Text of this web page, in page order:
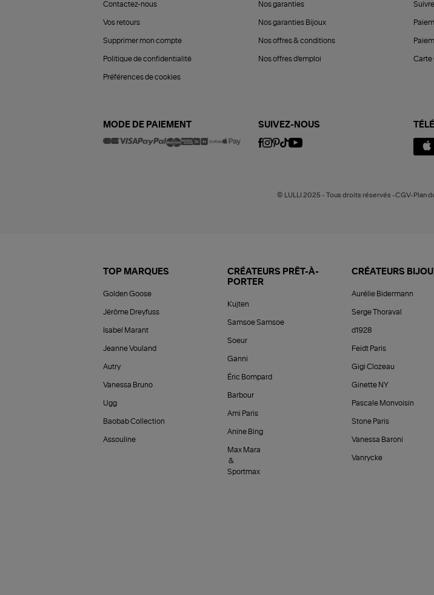
Contactez-nous
Vos retours
Supprimer mon compte
Politique de confidentialité
Préférences de cookies
Nos garanties
Nos garanties Bijoux
Nos offres & conditions
Nos offres d'emploi Carte
MODE DE PAIEMENT SUIVEZ-NOUS
© LULLI 2025 - Tous droits réservés -CGV-Plan
TOP MARQUES
Golden Goose
Jérôme Dreyfuss
Isabel Marant
Jeanne Vouland
Autry
Vanessa Bruno
Ugg
Baobab Collection
Assouline
CRÉATEURS PRÊT-À-
PORTER
Kujten
Samsoe Samsoe
Soeur
Ganni
Éric Bompard
Barbour
Ami Paris
Anine Bing
Max Mara
&
Sportmax
CRÉATEURS
Aurélie Bidermann
Serge Thoraval
d1928
Feidt Paris
Gigi Clozeau
Ginette NY
Pascale Monvoisin
Stone Paris
Vanessa Baroni
Vanrycke